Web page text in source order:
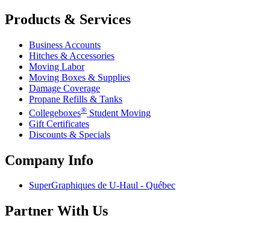
Products & Services
Business Accounts
Hitches & Accessories
Moving Labor
Moving Boxes & Supplies
Damage Coverage
Propane Refills & Tanks
Collegeboxes® Student Moving
Gift Certificates
Discounts & Specials
Company Info
SuperGraphiques de U-Haul - Québec
Partner With Us